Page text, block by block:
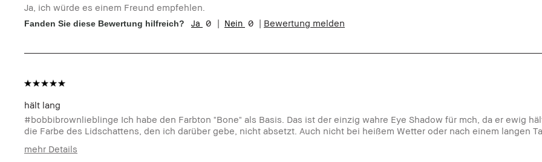
Sie?
Hauttyp:
Mischhaut
Ja, ich würde es einem Freund empfehlen.
Fanden Sie diese Bewertung hilfreich? 0 0 Bewertung melden
hält lang
#bobbibrownlieblinge Ich habe den Farbton "Bone" als Basis. Das ist der einzig wahre Eye Shadow für mch, da er ewig
die Farbe des Lidschattens, den ich darüber gebe, nicht absetzt. Auch nicht bei heißem Wetter oder nach einem langen
mehr Details